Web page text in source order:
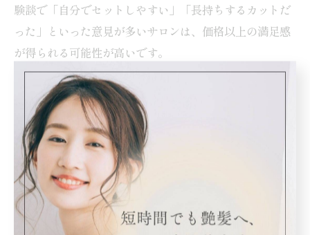
験談で「自分でセットしやすい」「長持ちするカットだ
った」といった意見が多いサロンは、価格以上の満足感
が得られる可能性が高いです。
また、初回限定のクーポンや新規割引を利用すること
で、通常よりも安く高品質な施術を体験できる場合があ
ります。ただし、極端に安い価格設定のサロンでは、施
術時間が短かったりカウンセリングが簡略化されること
もあるため、事前に内容を確認し、自分の希望や髪質に
合ったサービスかどうかを見極めましょう。
昭島のカット安い美容院で失敗しないコツ